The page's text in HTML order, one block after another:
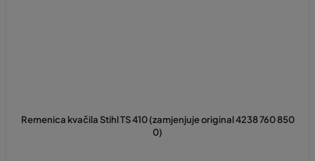
Remenica kvačila Stihl TS 410 (zamjenjuje original 4238 760 850
0)